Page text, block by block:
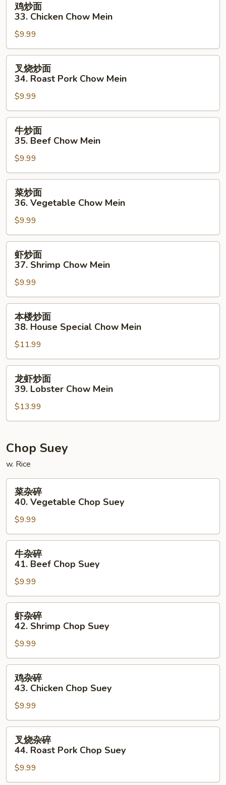
33.
Chicken
Chow
Mein
鸡炒面
33. Chicken Chow Mein
$9.99
34.
Roast
Pork
Chow
Mein
叉烧炒面
34. Roast Pork Chow Mein
$9.99
35.
Beef
Chow
Mein
牛炒面
35. Beef Chow Mein
$9.99
36.
Vegetable
Chow
Mein
菜炒面
36. Vegetable Chow Mein
$9.99
37.
Shrimp
Chow
Mein
虾炒面
37. Shrimp Chow Mein
$9.99
38.
House
Special
Chow
Mein
本楼炒面
38. House Special Chow Mein
$11.99
39.
Chow
龙虾炒面
39. Lobster Chow Mein
$13.99
Chop Suey
w. Rice
40.
Vegetable
Chop
Suey
菜杂碎
40. Vegetable Chop Suey
$9.99
41.
Beef
Chop
Suey
牛杂碎
41. Beef Chop Suey
$9.99
42.
Shrimp
Chop
Suey
虾杂碎
42. Shrimp Chop Suey
$9.99
43.
Chicken
Chop
Suey
鸡杂碎
43. Chicken Chop Suey
$9.99
44.
叉烧杂碎
44. Roast Pork Chop Suey
$9.99